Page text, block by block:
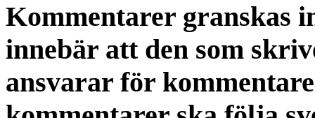
Kommentarer granskas
innebär att den som
ansvarar för